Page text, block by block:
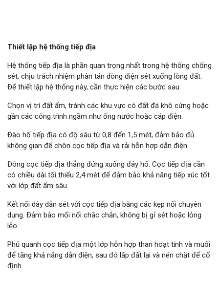
Thiết lập hệ thống tiếp địa
Hệ thống tiếp địa là phần quan trọng nhất trong hệ thống chống
sét, chịu trách nhiệm phân tán dòng điện sét xuống lòng đất.
Để thiết lập hệ thống này, cần thực hiện các bước sau:
Chọn vị trí đất ẩm, tránh các khu vực có đất đá khô cứng hoặc
gần các công trình ngầm như ống nước hoặc cáp điện.
Đào hố tiếp địa có độ sâu từ 0,8 đến 1,5 mét, đảm bảo đủ
không gian để chôn cọc tiếp địa và rải hỗn hợp dẫn điện.
Đóng cọc tiếp địa thẳng đứng xuống đáy hố. Cọc tiếp địa cần
có chiều dài tối thiểu 2,4 mét để đảm bảo khả năng tiếp xúc tốt
với lớp đất ẩm sâu.
Kết nối dây dẫn sét với cọc tiếp địa bằng các kẹp nối chuyên
dụng. Đảm bảo mối nối chắc chắn, không bị gỉ sét hoặc lỏng
lẻo.
Phủ quanh cọc tiếp địa một lớp hỗn hợp than hoạt tính và muối
để tăng khả năng dẫn điện, sau đó lấp đất lại và nén chặt để cố
định.